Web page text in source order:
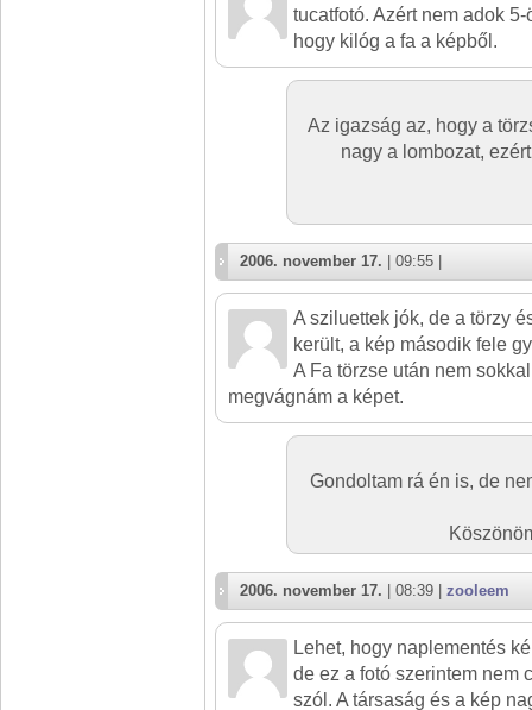
tucatfotó. Azért nem adok
hogy kilóg a fa a képből.
Az igazság az, hogy a
nagy a lombozat,
2006. november 17. | 09:55 |
A sziluettek jók, de a törzy
került, a kép második fele
A Fa törzse után nem
megvágnám a képet.
Gondoltam rá én is, de
2006. november 17. | 08:39 | zooleem
Lehet, hogy naplementés
de ez a fotó szerintem nem
szól. A társaság és a kép